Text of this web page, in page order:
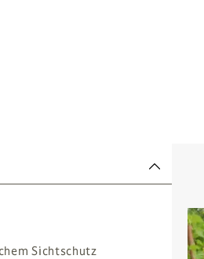
Sichtschutz